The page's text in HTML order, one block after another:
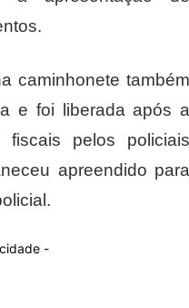
caminhonete também
e foi liberada após a
fiscais pelos policiais
apreendido para
-